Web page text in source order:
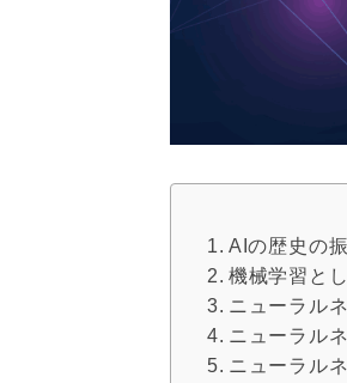
AIの歴史の
機械学習と
ニューラル
ニューラル
ニューラル